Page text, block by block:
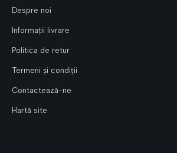
Despre noi
Informații livrare
Politica de retur
Termeni și condiții
Contactează-ne
Hartă site